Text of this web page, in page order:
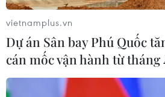
Đường đua xe ôtô công
chính thức hoàn thành
vietnamplus.vn
Dự án Sân bay Phú Quốc
cán mốc vận hành từ tháng